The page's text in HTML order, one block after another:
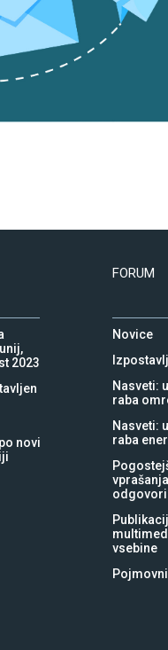
objavljene na spletni
2023
novi
FORUM
Novice
Nasveti:
raba
Nasveti:
raba
odgovori
vsebine